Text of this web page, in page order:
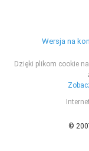
Wersja na
Dzięki plikom cookie
©